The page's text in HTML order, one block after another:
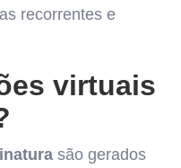
recorrentes e
virtuais
são gerados